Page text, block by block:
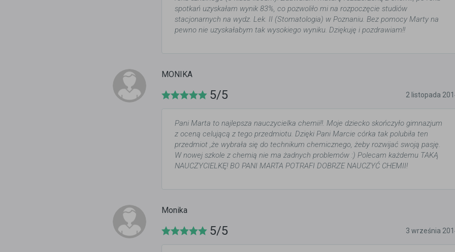
spotkań uzyskałam wynik 83%, co pozwoliło mi na rozpoczęcie studiów
stacjonarnych na wydz. Lek. II (Stomatologia) w Poznaniu. Bez pomocy Marty na
pewno nie uzyskałabym tak wysokiego wyniku. Dziękuję i pozdrawiam!!
MONIKA
5/5 2 listopada
Pani Marta to najlepsza nauczycielka chemii!!. Moje dziecko skończyło gimnazjum
z oceną celującą z tego przedmiotu. Dzięki Pani Marcie córka tak polubiła ten
przedmiot ,że wybrała się do technikum chemicznego, żeby rozwijać swoją pasję.
W nowej szkole z chemią nie ma żadnych problemów :) Polecam każdemu TAKĄ
NAUCZYCIELKĘ! BO PANI MARTA POTRAFI DOBRZE NAUCZYĆ CHEMII!
Monika
5/5 3 września